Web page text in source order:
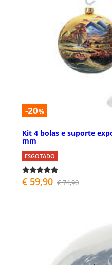
-20%
Kit 4 bolas e suporte
mm
ESGOTADO
€ 59,90 € 74,90